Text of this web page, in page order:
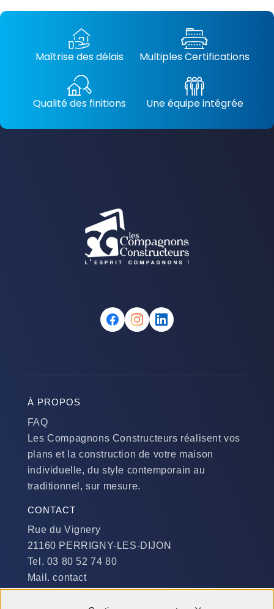
Maîtrise des délais Multiples Certifications
Qualité des finitions Une équipe intégrée
À PROPOS
FAQ
Les Compagnons Constructeurs réalisent vos
plans et la construction de votre maison
individuelle, du style contemporain au
traditionnel, sur mesure.
CONTACT
Rue du Vignery
21160 PERRIGNY-LES-DIJON
Tel. 03 80 52 74 80
Mail. contact